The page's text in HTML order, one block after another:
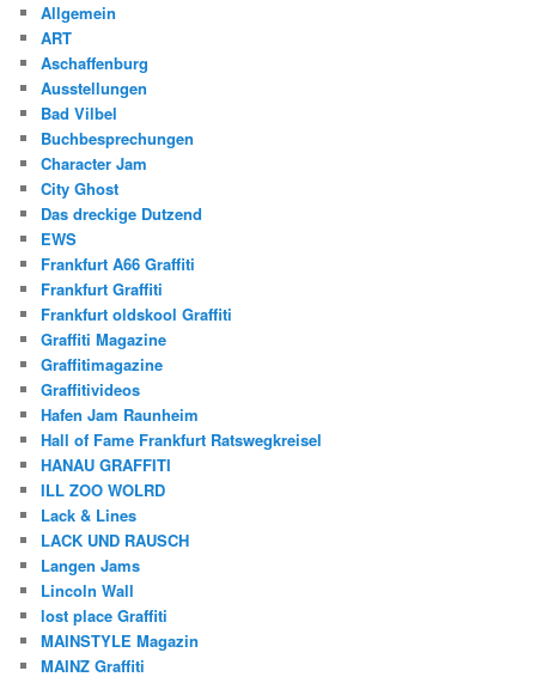
Allgemein
ART
Aschaffenburg
Ausstellungen
Bad Vilbel
Buchbesprechungen
Character Jam
City Ghost
Das dreckige Dutzend
EWS
Frankfurt A66 Graffiti
Frankfurt Graffiti
Frankfurt oldskool Graffiti
Graffiti Magazine
Graffitimagazine
Graffitivideos
Hafen Jam Raunheim
Hall of Fame Frankfurt Ratswegkreisel
HANAU GRAFFITI
ILL ZOO WOLRD
Lack & Lines
LACK UND RAUSCH
Langen Jams
Lincoln Wall
lost place Graffiti
MAINSTYLE Magazin
MAINZ Graffiti